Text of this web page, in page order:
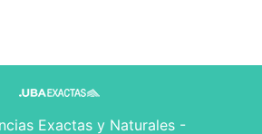
Exactas y Naturales -